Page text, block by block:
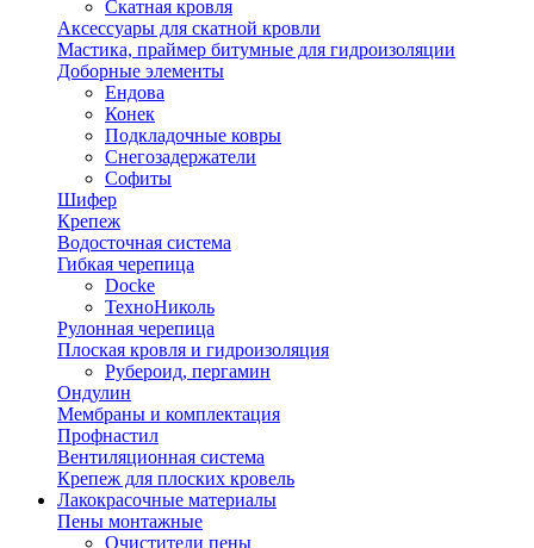
Скатная кровля
Аксессуары для скатной кровли
Мастика, праймер битумные для гидроизоляции
Доборные элементы
Ендова
Конек
Подкладочные ковры
Снегозадержатели
Софиты
Шифер
Крепеж
Водосточная система
Гибкая черепица
Docke
ТехноНиколь
Рулонная черепица
Плоская кровля и гидроизоляция
Рубероид, пергамин
Ондулин
Мембраны и комплектация
Профнастил
Вентиляционная система
Крепеж для плоских кровель
Лакокрасочные материалы
Пены монтажные
Очистители пены